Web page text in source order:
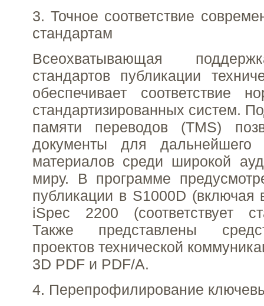
3. Точное соответствие
стандартам
Всеохватывающая
стандартов публикации
обеспечивает соответствие
стандартизированных систем.
памяти переводов (TMS)
документы для дальнейшего
материалов среди широкой
миру. В программе
публикации в S1000D (включая
iSpec 2200 (соответствует
Также представлены
проектов технической
3D PDF и PDF/A.
4. Перепрофилирование